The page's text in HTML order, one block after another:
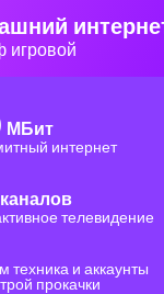
игровой
МБит
интернет
каналов
телевидение
техника и аккаунты
прокачки